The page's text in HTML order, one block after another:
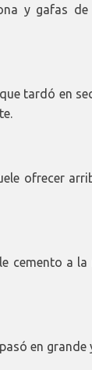
y gafas
tardó en
ofrecer
cemento a
en